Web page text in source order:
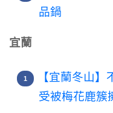
品鍋
宜蘭
【宜蘭冬山
受被梅花鹿簇